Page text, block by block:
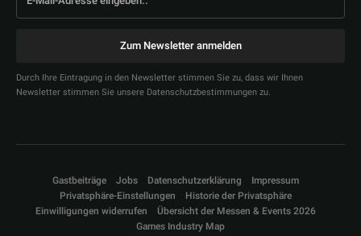
Zum Newsletter anmelden
Durch Ihre Eintragung in den Newsletter stimmen Sie zu, dass wir Ihnen
Newsletter stimmen Sie unsere Datenschutzbestimmungen zu.
Gastbeiträge Jobs Datenschutzerklärung
Impressum
Privatsphäre-Einstellungen
Historie der Privatsphäre
Einwilligungen widerrufen
Übersicht der Messen & Events 2026
Games Industry Map